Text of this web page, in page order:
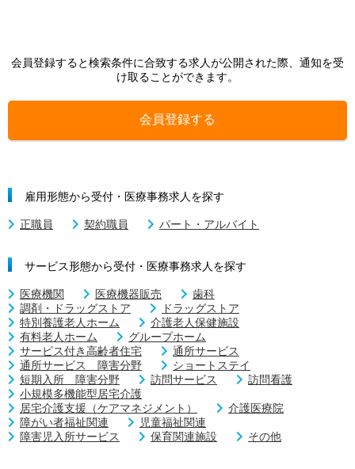
会員登録すると検索条件に合致する求人が公開された際、通知を受
け取ることができます。
会員登録する
雇用形態から受付・医療事務求人を探す
正職員 契約職員 パート・アルバイト
サービス形態から受付・医療事務求人を探す
医療機関 医療機器販売
歯科
調剤・ドラッグストア
ドラッグストア
特別養護老人ホーム
介護老人保健施設
有料老人ホーム
グループホーム
サービス付き高齢者住宅
通所サービス
通所サービス 障害分野
ショートステイ
短期入所 障害分野
訪問サービス
訪問看護
小規模多機能型居宅介護
居宅介護支援（ケアマネジメント）
介護医療院
障がい者福祉関連
児童福祉関連
障害児入所サービス
保育関連施設 その他